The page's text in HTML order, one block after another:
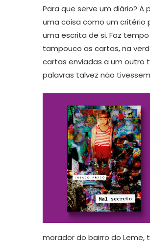
Para que serve um diário?
uma coisa como um critério
uma escrita de si. Faz
tampouco as cartas, na
cartas enviadas a um outro
palavras talvez não
morador do bairro do Leme,